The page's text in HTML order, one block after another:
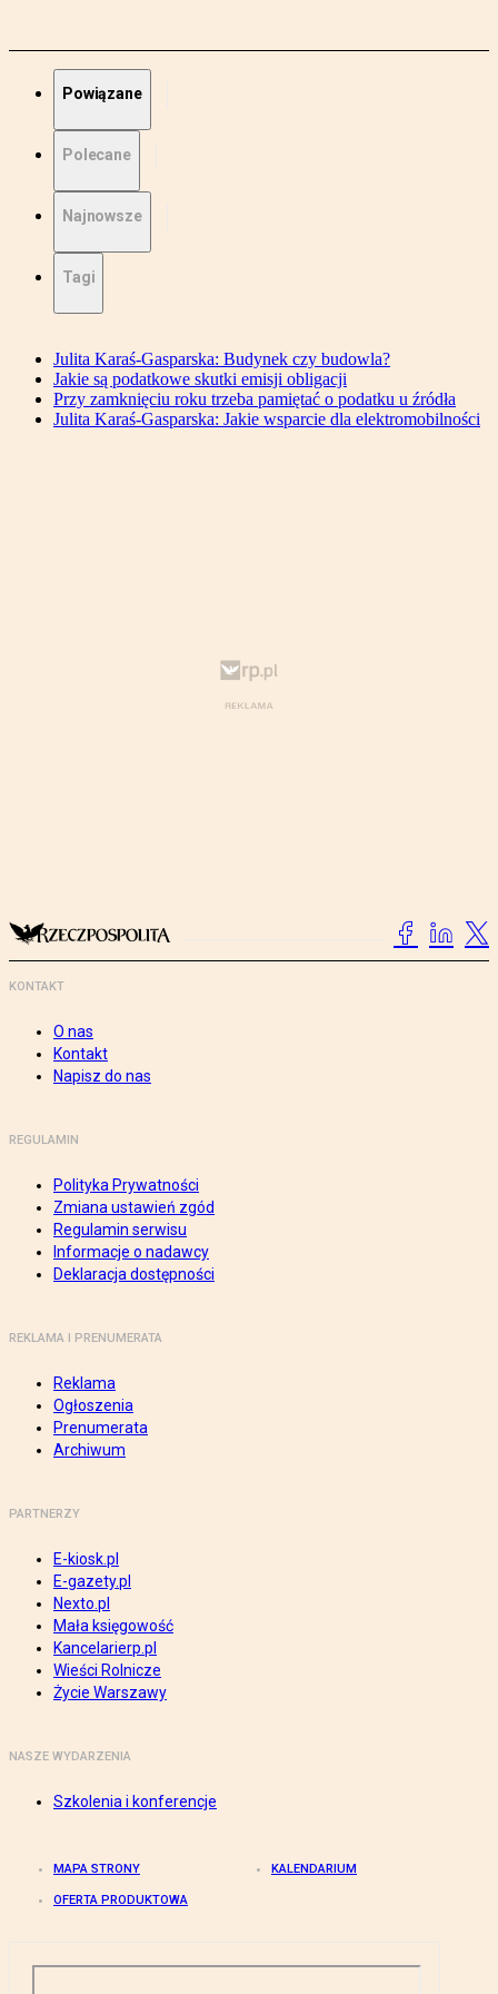
Powiązane
Polecane
Najnowsze
Tagi
Julita Karaś-Gasparska: Budynek czy budowla?
Jakie są podatkowe skutki emisji obligacji
Przy zamknięciu roku trzeba pamiętać o podatku u źródła
Julita Karaś-Gasparska: Jakie wsparcie dla elektromobilności
KONTAKT
O nas
Kontakt
Napisz do nas
REGULAMIN
Polityka Prywatności
Zmiana ustawień zgód
Regulamin serwisu
Informacje o nadawcy
Deklaracja dostępności
REKLAMA I PRENUMERATA
Reklama
Ogłoszenia
Prenumerata
Archiwum
PARTNERZY
E-kiosk.pl
E-gazety.pl
Nexto.pl
Mała księgowość
Kancelarierp.pl
Wieści Rolnicze
Życie Warszawy
NASZE WYDARZENIA
Szkolenia i konferencje
MAPA STRONY KALENDARIUM
OFERTA PRODUKTOWA